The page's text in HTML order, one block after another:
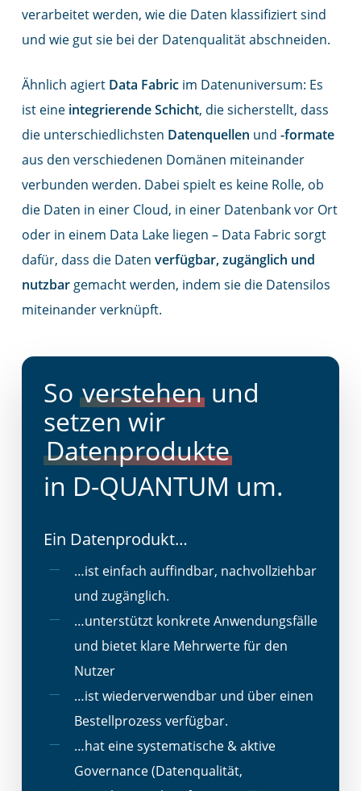
verarbeitet werden, wie die Daten klassifiziert sind
und wie gut sie bei der Datenqualität abschneiden.
Ähnlich agiert Data Fabric im Datenuniversum: Es
ist eine integrierende Schicht, die sicherstellt, dass
die unterschiedlichsten Datenquellen und-formate
aus den verschiedenen Domänen miteinander
verbunden werden. Dabei spielt es keine Rolle, ob
die Daten in einer Cloud, in einer Datenbank vor Ort
oder in einem Data Lake liegen – Data Fabric sorgt
dafür, dass die Datenverfügbar, zugänglich und
nutzbar gemacht werden, indem sie die Datensilos
miteinander verknüpft.
So verstehenund
setzen wir
Datenprodukte
in D-QUANTUM um.
Ein Datenprodukt…
…ist einfach auffindbar, nachvollziehbar
und zugänglich.
…unterstützt konkrete Anwendungsfälle
und bietet klare Mehrwerte für den
Nutzer
…ist wiederverwendbar und über einen
Bestellprozess verfügbar​.
…hat eine systematische & aktive
Governance (Datenqualität,